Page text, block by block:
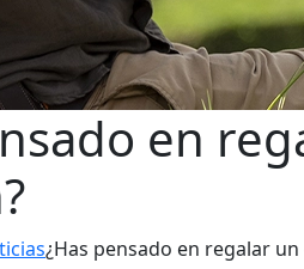
en
¿Has pensado en regalar